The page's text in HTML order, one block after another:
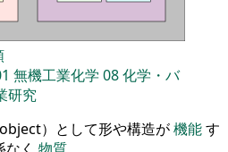
無機工業化学 08化学・バ
研究
object）として形や構造が機能す
く 物質